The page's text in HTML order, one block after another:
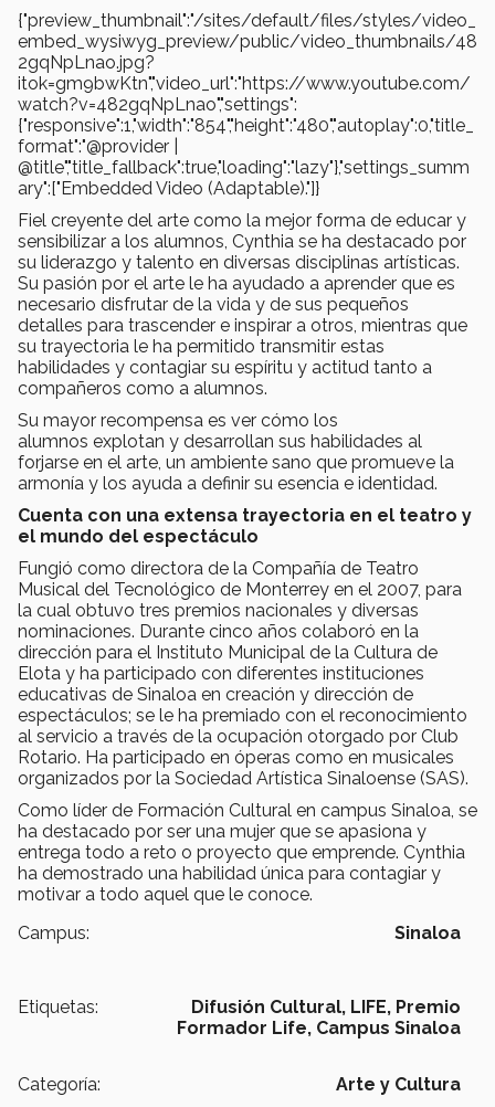
{"preview_thumbnail":"/sites/default/files/styles/video_
embed_wysiwyg_preview/public/video_thumbnails/48
2gqNpLnao.jpg?
itok=gm9bwKtn","video_url":"https://www.youtube.com/
watch?v=482gqNpLnao","settings":
{"responsive":1,"width":"854","height":"480","autoplay":0,"title_
format":"@provider |
@title","title_fallback":true,"loading":"lazy"},"settings_summ
ary":["Embedded Video (Adaptable)."]}
Fiel creyente del arte como la mejor forma de educar y
sensibilizar a los alumnos, Cynthia se ha destacado por
su liderazgo y talento en diversas disciplinas artísticas.
Su pasión por el arte le ha ayudado a aprender que es
necesario disfrutar de la vida y de sus pequeños
detalles para trascender e inspirar a otros, mientras que
su trayectoria le ha permitido transmitir estas
habilidades y contagiar su espíritu y actitud tanto a
compañeros como a alumnos.
Su mayor recompensa es ver cómo los
alumnos explotan y desarrollan sus habilidades al
forjarse en el arte, un ambiente sano que promueve la
armonía y los ayuda a definir su esencia e identidad.
Cuenta con una extensa trayectoria en el teatro y
el mundo del espectáculo
Fungió como directora de la Compañía de Teatro
Musical del Tecnológico de Monterrey en el 2007, para
la cual obtuvo tres premios nacionales y diversas
nominaciones. Durante cinco años colaboró en la
dirección para el Instituto Municipal de la Cultura de
Elota y ha participado con diferentes instituciones
educativas de Sinaloa en creación y dirección de
espectáculos; se le ha premiado con el reconocimiento
al servicio a través de la ocupación otorgado por Club
Rotario. Ha participado en óperas como en musicales
organizados por la Sociedad Artística Sinaloense (SAS).
Como líder de Formación Cultural en campus Sinaloa, se
ha destacado por ser una mujer que se apasiona y
entrega todo a reto o proyecto que emprende. Cynthia
ha demostrado una habilidad única para contagiar y
motivar a todo aquel que le conoce.
Campus:
Sinaloa
Etiquetas: Difusión Cultural, LIFE, Premio
Formador Life, Campus Sinaloa
Categoría: Arte y Cultura